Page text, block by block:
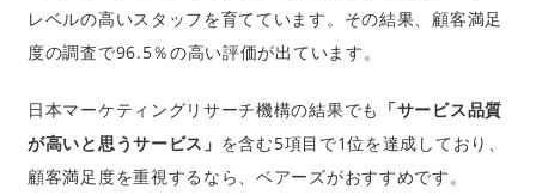
レベルの高いスタッフを育てています。その結果、顧客満足
度の調査で96.5％の高い評価が出ています。
日本マーケティングリサーチ機構の結果でも 「サービス品質
が高いと思うサービス」 を含む5項目で1位を達成しており、
顧客満足度を重視するなら、ベアーズがおすすめです。